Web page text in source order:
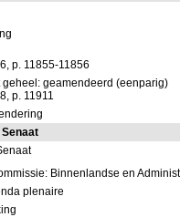
p. 11855-11856
geheel: geamendeerd (eenparig)
p. 11911
Binnenlandse en
plenaire